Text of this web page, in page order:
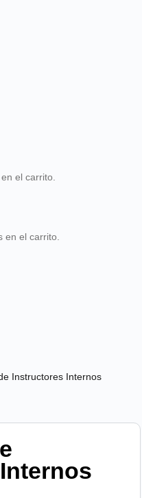
en el carrito.
el carrito.
Instructores Internos